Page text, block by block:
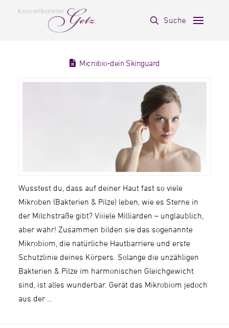
Suche
Microbio-dein Skinguard
Wusstest du, dass auf deiner Haut fast so viele
Mikroben (Bakterien & Pilze) leben, wie es Sterne in
der Milchstraße gibt? Viiiele Milliarden – unglaublich,
aber wahr! Zusammen bilden sie das sogenannte
Mikrobiom, die natürliche Hautbarriere und erste
Schutzlinie deines Körpers. Solange die unzähligen
Bakterien & Pilze im harmonischen Gleichgewicht
sind, ist alles wunderbar. Gerät das Mikrobiom jedoch
aus der …